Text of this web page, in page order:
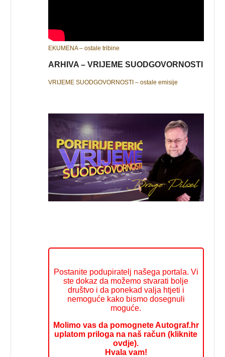
EKUMENA – ostale tribine
ARHIVA – VRIJEME SUODGOVORNOSTI
VRIJEME SUODGOVORNOSTI – ostale emisije
Postanite podupiratelj našega portala. Vi
ste dokaz da možemo stvarati bolje
društvo i da ponekad valja htjeti i
nemoguće kako bismo dosegnuli
moguće.
Molimo vas da pomognete Autograf.hr
uplatom priloga na naš račun (kliknite
ovdje).
Hvala vam!